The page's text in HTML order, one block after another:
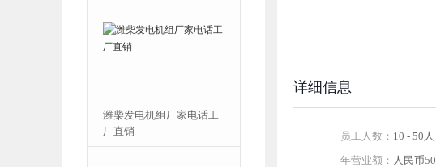
详细信息
员工人数： 10 - 50人
年营业额： 人民币
潍柴发电机组厂家电话直
销电话